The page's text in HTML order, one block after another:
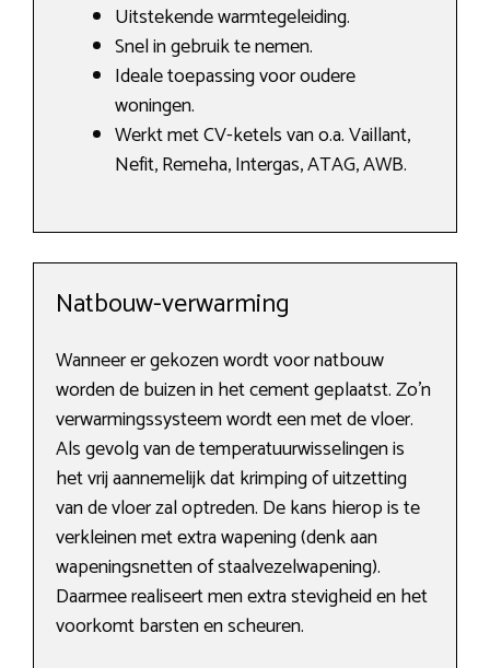
Uitstekende warmtegeleiding.
Snel in gebruik te nemen.
Ideale toepassing voor oudere
woningen.
Werkt met CV-ketels van o.a. Vaillant,
Nefit, Remeha, Intergas, ATAG, AWB.
Natbouw-verwarming
Wanneer er gekozen wordt voor natbouw
worden de buizen in het cement geplaatst. Zo’n
verwarmingssysteem wordt een met de vloer.
Als gevolg van de temperatuurwisselingen is
het vrij aannemelijk dat krimping of uitzetting
van de vloer zal optreden. De kans hierop is te
verkleinen met extra wapening (denk aan
wapeningsnetten of staalvezelwapening).
Daarmee realiseert men extra stevigheid en het
voorkomt barsten en scheuren.